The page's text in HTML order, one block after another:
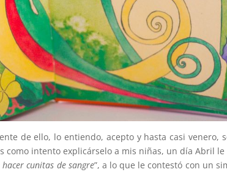
de ello, lo entiendo, acepto y hasta casi venero,
como intento explicárselo a mis niñas, un día Abril le
cunitas de sangre”, a lo que le contestó con un